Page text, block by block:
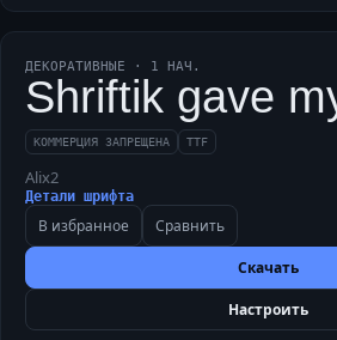
ДЕКОРАТИВНЫЕ · 1 НАЧ.
Shriftik gave
КОММЕРЦИЯ ЗАПРЕЩЕНА TTF
Alix2
Детали шрифта
В избранное Сравнить
Скачать
Настроить